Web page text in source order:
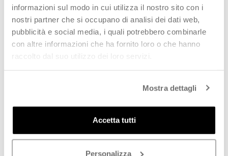
informazioni sul modo in cui utilizza il nostro sito con i
nostri partner che si occupano di analisi dei dati web,
pubblicità e social media, i quali potrebbero combinarle
con altre informazioni che ha fornito loro o che hanno
raccolto dal suo utilizzo dei loro servizi.
Mostra dettagli
Accetta tutti
Personalizza
REBECCA VAN DIK Sandalo
CAFéNOIR Décolleté donna